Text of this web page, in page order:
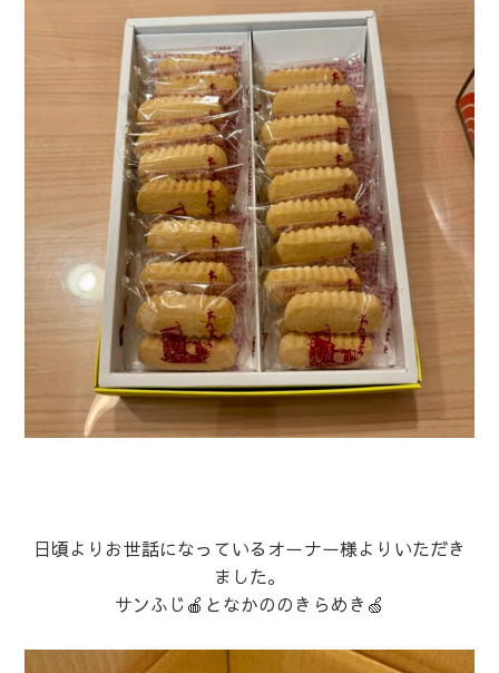
日頃よりお世話になっているオーナー様よりいただき
ました。
サンふじ🍎となかののきらめき🍏